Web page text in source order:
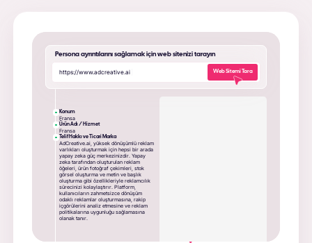
Persona ayrıntılarını sağlamak için web sitenizi tarayın
https://www.adcreative ai Web Sitemi Tara
Konum
Fransa
Ürün Adı / Hizmet
Fransa
Telif Hakkı ve Ticari Marka
AdCreative.ai, yüksek dönüşümlü reklam
varlıkları oluşturmak için hepsi bir arada
yapay zeka güç merkezinizdir. Yapay
zeka tarafından oluşturulan reklam
öğeleri, ürün fotoğraf çekimleri, stok
görsel oluşturma ve metin ve başlık
oluşturma gibi özellikleriyle reklamcılık
sürecinizi kolaylaştırır. Platform,
kullanıcıların zahmetsizce dönüşüm
odaklı reklamlar oluşturmasına, rakip
içgörülerini analiz etmesine ve reklam
politikalarına uygunluğu sağlamasına
olanak tanır.